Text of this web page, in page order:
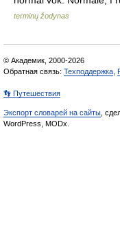
terminų žodynas
© Академик, 2000-2026
Обратная связь: Техподдержка
👣 Путешествия
Экспорт словарей на сайты ,
WordPress, MODx.